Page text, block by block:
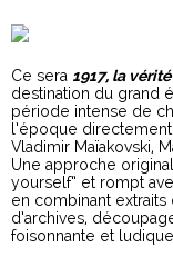
Ce sera 1917, la
destination du grand
période intense de
l’époque
Vladimir Maïakovski,
Une approche
yourself” et rompt
en combinant
d’archives,
foisonnante et ludique.